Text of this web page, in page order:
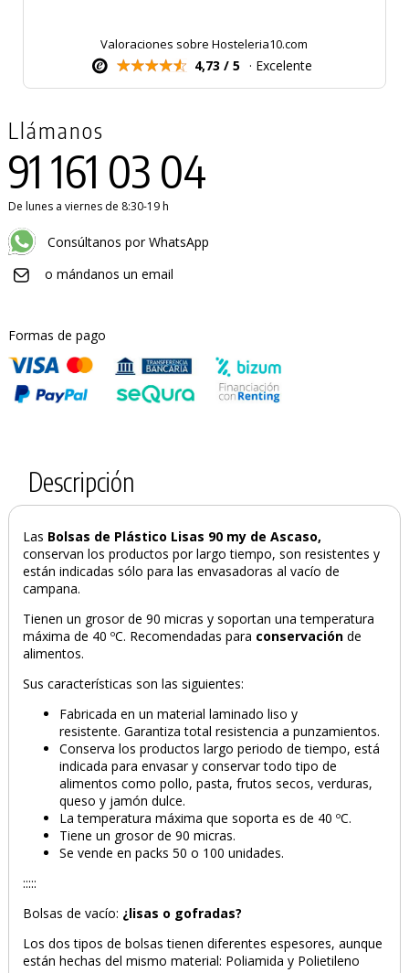
Valoraciones sobre Hosteleria10.com
4,73 / 5 · Excelente
Llámanos
91 161 03 04
De lunes a viernes de 8:30-19 h
Consúltanos por WhatsApp
o mándanos un email
Formas de pago
Descripción
Las Bolsas de Plástico Lisas 90 my de Ascaso,
conservan los productos por largo tiempo, son resistentes y
están indicadas sólo para las envasadoras al vacío de
campana.
Tienen un grosor de 90 micras y soportan una temperatura
máxima de 40 ºC. Recomendadas para conservación de
alimentos.
Sus características son las siguientes:
Fabricada en un material laminado liso y
resistente. Garantiza total resistencia a punzamientos.
Conserva los productos largo periodo de tiempo, está
indicada para envasar y conservar todo tipo de
alimentos como pollo, pasta, frutos secos, verduras,
queso y jamón dulce.
La temperatura máxima que soporta es de 40 ºC.
Tiene un grosor de 90 micras.
Se vende en packs 50 o 100 unidades.
:::::
Bolsas de vacío: ¿lisas o gofradas?
Los dos tipos de bolsas tienen diferentes espesores, aunque
están hechas del mismo material: Poliamida y Polietileno